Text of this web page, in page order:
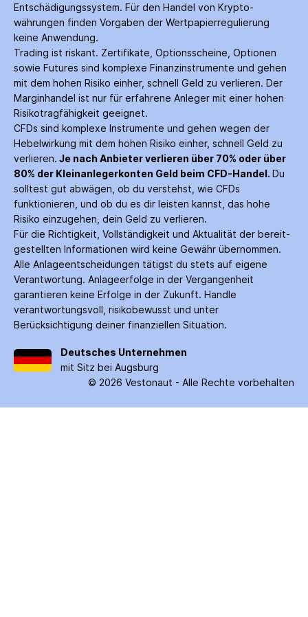
Entschädigungs­system. Für den Handel von Krypto­
währungen finden Vorgaben der Wertpapier­regulierung
keine Anwendung.
Trading ist riskant. Zertifikate, Options­scheine, Optionen
sowie Futures sind komplexe Finanz­instrumente und gehen
mit dem hohen Risiko einher, schnell Geld zu verlieren. Der
Margin­handel ist nur für erfahrene Anleger mit einer hohen
Risiko­tragfähigkeit geeignet.
CFDs sind komplexe Instrumente und gehen wegen der
Hebelwirkung mit dem hohen Risiko einher, schnell Geld zu
verlieren. Je nach Anbieter verlieren über 70% oder über
80% der Kleinanleger­konten Geld beim CFD-Handel. Du
solltest gut abwägen, ob du verstehst, wie CFDs
funktionieren, und ob du es dir leisten kannst, das hohe
Risiko einzugehen, dein Geld zu verlieren.
Für die Richtigkeit, Vollständigkeit und Aktualität der bereit­
gestellten Informationen wird keine Gewähr über­nommen.
Alle Anlage­entscheidungen tätigst du stets auf eigene
Verantwortung. Anlage­erfolge in der Ver­gangenheit
garantieren keine Erfolge in der Zukunft. Handle
verantwortungsvoll, risiko­bewusst und unter
Berücksichtigung deiner finanziellen Situation.
Deutsches Unternehmen
mit Sitz bei Augsburg
© 2026 Vestonaut - Alle Rechte vorbehalten